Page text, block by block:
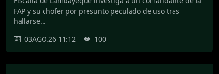
FAP y su chofer por presunto peculado de uso tras
hallarse...
03AGO.26 11:12
100